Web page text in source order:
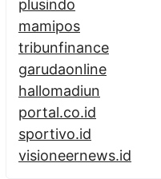
plusindo
mamipos
tribunfinance
garudaonline
hallomadiun
portal.co.id
sportivo.id
visioneernews.id